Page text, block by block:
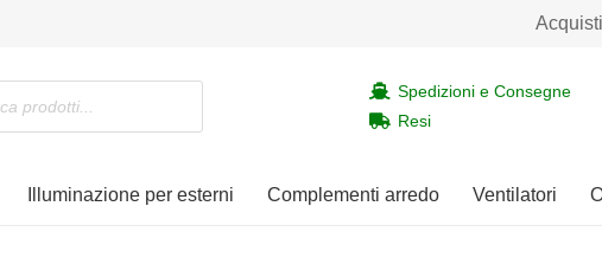
Spedizioni e Consegne
Resi
Illuminazione per esterni Complementi arredo Ventilatori